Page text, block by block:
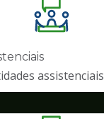
Ilustração
da
de
Conselhos
assistenciais